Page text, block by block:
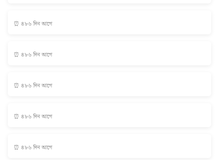
⏰ ৪৮৬ দিন আগে
⏰ ৪৮৬ দিন আগে
⏰ ৪৮৬ দিন আগে
⏰ ৪৮৬ দিন আগে
⏰ ৪৮৬ দিন আগে